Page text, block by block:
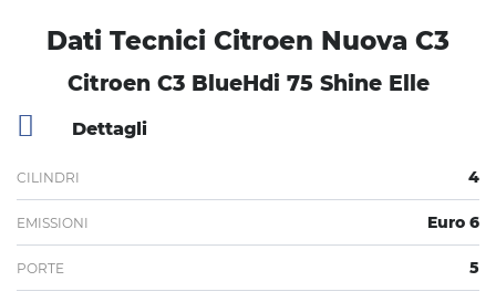
Dati Tecnici Citroen Nuova C3
Citroen C3 BlueHdi 75 Shine Elle
Dettagli
CILINDRI 4
EMISSIONI Euro 6
PORTE 5